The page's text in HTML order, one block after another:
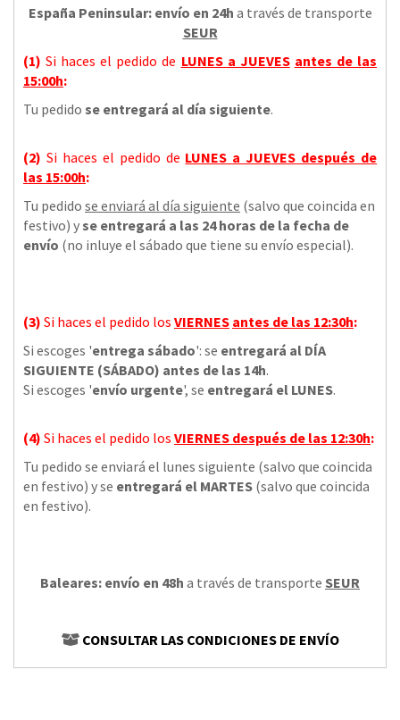
España Peninsular: envío en 24h a través de transporte
SEUR
(1)Si haces el pedido de LUNES a JUEVES antes de las
15:00h:
Tu pedido se entregará al día siguiente.
(2) Si haces el pedido de LUNES a JUEVES después de
las 15:00h:
Tu pedido se enviará al día siguiente (salvo que coincida en
festivo) yse entregará a las 24 horas de la fecha de
envío (no inluye el sábado que tiene su envío especial).
(3) Si haces el pedido los VIERNES antes de las 12:30h:
Si escoges 'entrega sábado': se entregará al DÍA
SIGUIENTE (SÁBADO) antes de las 14h.
Si escoges 'envío urgente', se entregará el LUNES.
(4) Si haces el pedido los VIERNES después de las 12:30h:
Tu pedido se enviará el lunes siguiente (salvo que coincida
en festivo) y se entregará el MARTES (salvo que coincida
en festivo).
Baleares: envío en 48h a través de transporte SEUR
CONSULTAR LAS CONDICIONES DE ENVÍO